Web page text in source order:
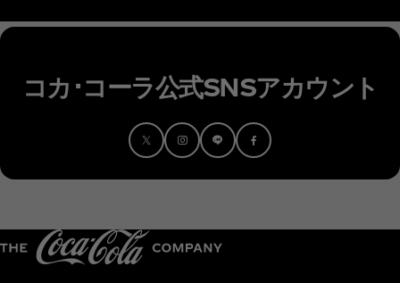
コカ･コーラ公式SNSアカウント